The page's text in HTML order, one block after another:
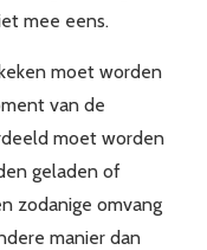
mee eens.
moet worden
van de
moet worden
geladen of
zodanige omvang
manier dan